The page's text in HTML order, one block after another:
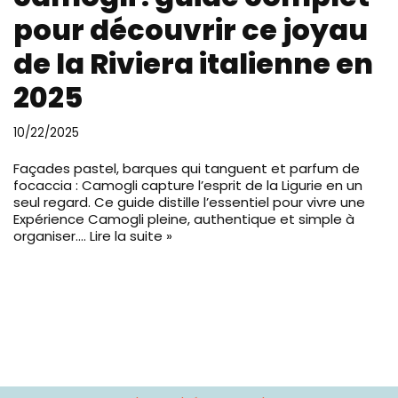
pour découvrir ce joyau
de la Riviera italienne en
2025
10/22/2025
Façades pastel, barques qui tanguent et parfum de
focaccia : Camogli capture l’esprit de la Ligurie en un
seul regard. Ce guide distille l’essentiel pour vivre une
Expérience Camogli pleine, authentique et simple à
organiser.… Lire la suite »